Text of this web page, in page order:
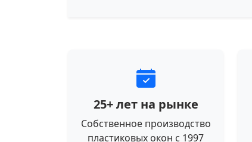
25+ лет на рынке
Собственное производство
пластиковых окон с 1997